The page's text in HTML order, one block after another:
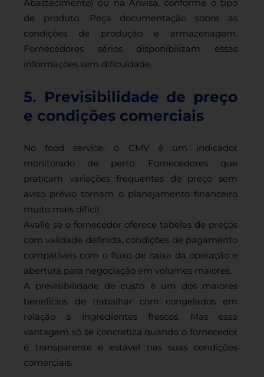
Abastecimento) ou na Anvisa, conforme o tipo
de produto. Peça documentação sobre as
condições de produção e armazenagem.
Fornecedores sérios disponibilizam essas
informações sem dificuldade.
5. Previsibilidade de preço
e condições comerciais
No food service, o CMV é um indicador
monitorado de perto. Fornecedores que
praticam variações frequentes de preço sem
aviso prévio tornam o planejamento financeiro
muito mais difícil.
Avalie se o fornecedor oferece tabelas de preços
com validade definida, condições de pagamento
compatíveis com o fluxo de caixa da operação e
abertura para negociação em volumes maiores.
A previsibilidade de custo é um dos maiores
benefícios de trabalhar com congelados em
relação a ingredientes frescos. Mas essa
vantagem só se concretiza quando o fornecedor
é transparente e estável nas suas condições
comerciais.